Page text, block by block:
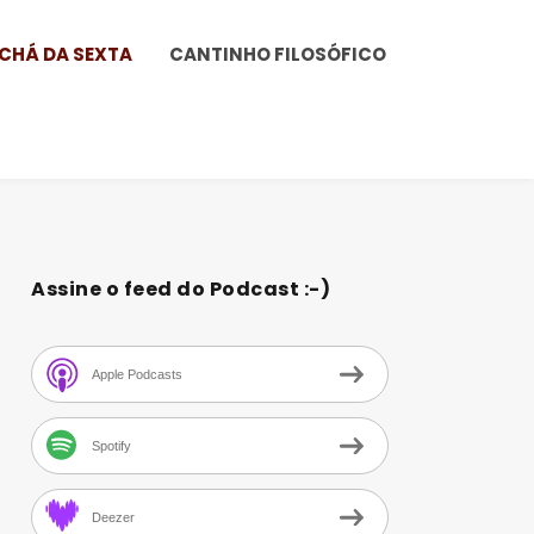
DA SEXTA CANTINHO FILOSÓFICO
Assine o feed do Podcast :-)
Apple Podcasts
Spotify
Deezer